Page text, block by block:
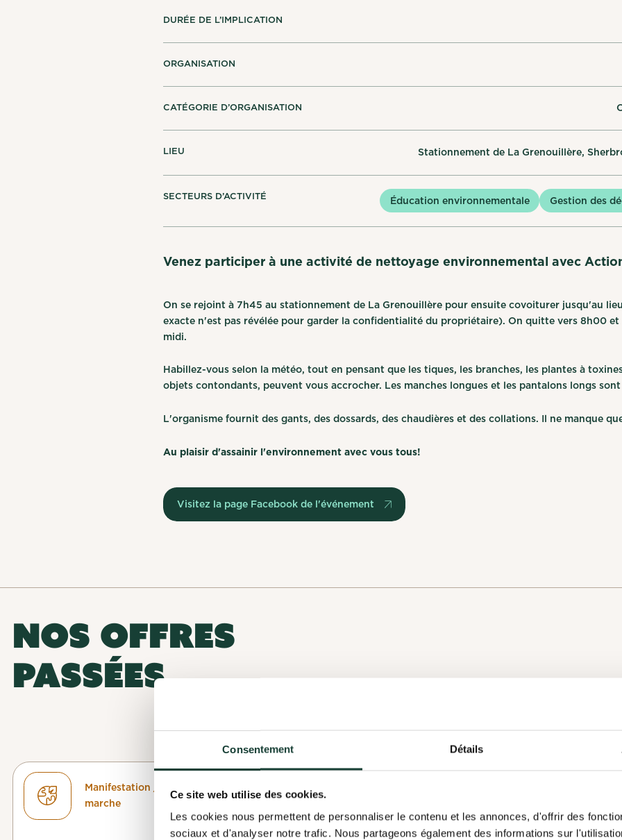
Consentement Détails
Ce site web utilise des cookies.
Les cookies nous permettent de personnaliser le contenu et les annonces, d'offrir des
sociaux et d'analyser notre trafic. Nous partageons également des informations sur
DURÉE DE L’IMPLICATION
ORGANISATION
CATÉGORIE D’ORGANISATION
LIEU Stationnement de La Grenouillère,
SECTEURS D’ACTIVITÉ Éducation environnementale Gestion des
Venez participer à une activité de nettoyage environnemental avec
On se rejoint à 7h45 au stationnement de La Grenouillère pour ensuite covoiturer jusqu'au
exacte n'est pas révélée pour garder la confidentialité du propriétaire). On quitte vers 8h00
midi.
Habillez-vous selon la météo, tout en pensant que les tiques, les branches, les plantes à
objets contondants, peuvent vous accrocher. Les manches longues et les pantalons longs
L'organisme fournit des gants, des dossards, des chaudières et des collations. Il ne manque
Au plaisir d'assainir l'environnement avec vous tous!
Visitez la page Facebook de l'événement
NOS OFFRES
PASSÉES
Manifestation /
marche
Finalise ton profil
Avant de pouvoir proposer ta candidature, merci de finaliser la configuration
motivations.
Pour finaliser ta candidature, nous te demandons d'expliquer en quelques
Candidature envoyée!
intéressée, te contactera directement en utilisant les informations fournies
Surveille ta boîte courriel pour une éventuelle réponse!